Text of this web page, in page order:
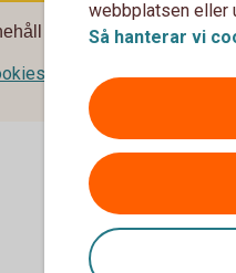
behöver du först
webbplatsen eller
Så hanterar vi